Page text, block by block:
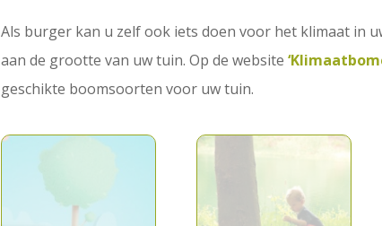
Als burger kan u zelf ook iets doen voor het klimaat in
aan de grootte van uw tuin. Op de website
geschikte boomsoorten voor uw tuin.